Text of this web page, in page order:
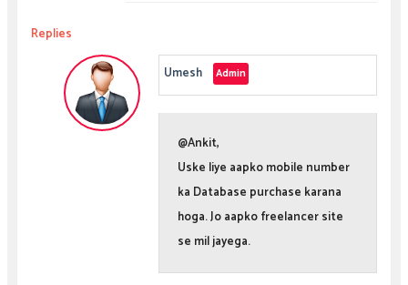
Replies
Umesh
@Ankit,
Uske liye aapko mobile number
ka Database purchase karana
hoga. Jo aapko freelancer site
se mil jayega.